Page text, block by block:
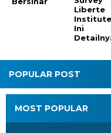
Liberte
Ini
POPULAR POST
MOST POPULAR